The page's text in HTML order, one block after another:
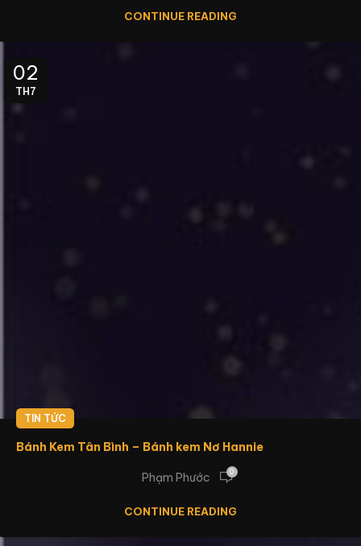
CONTINUE READING
02
TH7
TIN TỨC
Bánh Kem Tân Bình – Bánh kem Nơ Hannie
Phạm Phước 0
CONTINUE READING